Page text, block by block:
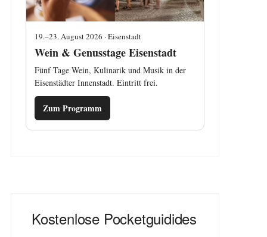
19.–23. August 2026 · Eisenstadt
Wein & Genusstage Eisenstadt
Fünf Tage Wein, Kulinarik und Musik in der
Eisenstädter Innenstadt. Eintritt frei.
Zum Programm
Kostenlose Pocketguidides